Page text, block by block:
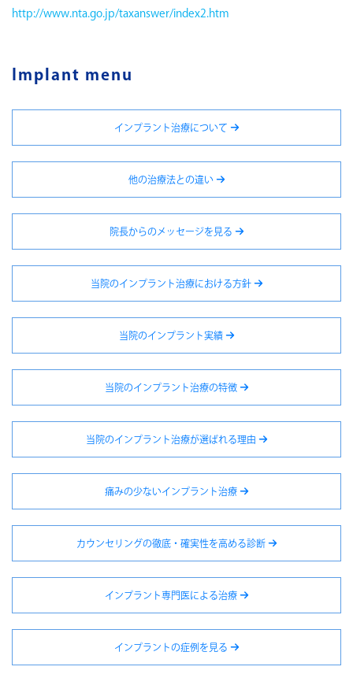
http://www.nta.go.jp/taxanswer/index2.htm
Implant menu
インプラント治療について
他の治療法との違い
院長からのメッセージを見る
当院のインプラント治療における方針
当院のインプラント実績
当院のインプラント治療の特徴
当院のインプラント治療が選ばれる理由
痛みの少ないインプラント治療
カウンセリングの徹底・確実性を高める診断
インプラント専門医による治療
インプラントの症例を見る